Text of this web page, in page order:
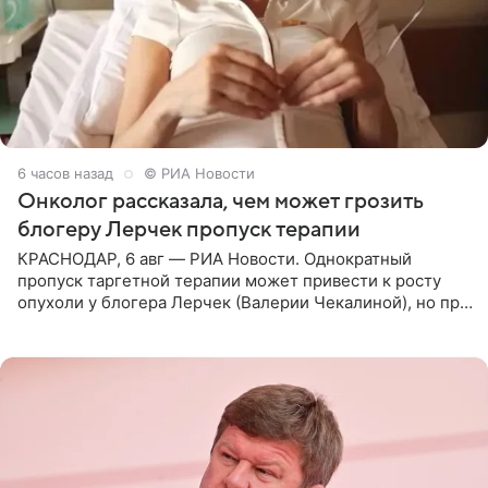
6 часов назад © РИА Новости
Онколог рассказала, чем может грозить
блогеру Лерчек пропуск терапии
КРАСНОДАР, 6 авг — РИА Новости. Однократный
пропуск таргетной терапии может привести к росту
опухоли у блогера Лерчек (Валерии Чекалиной), но при